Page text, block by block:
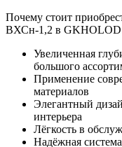
Почему стоит
ВХСн-1,2 в
Увеличенная
большого
Применение
материалов
Элегантный
интерьера
Лёгкость в
Надёжная